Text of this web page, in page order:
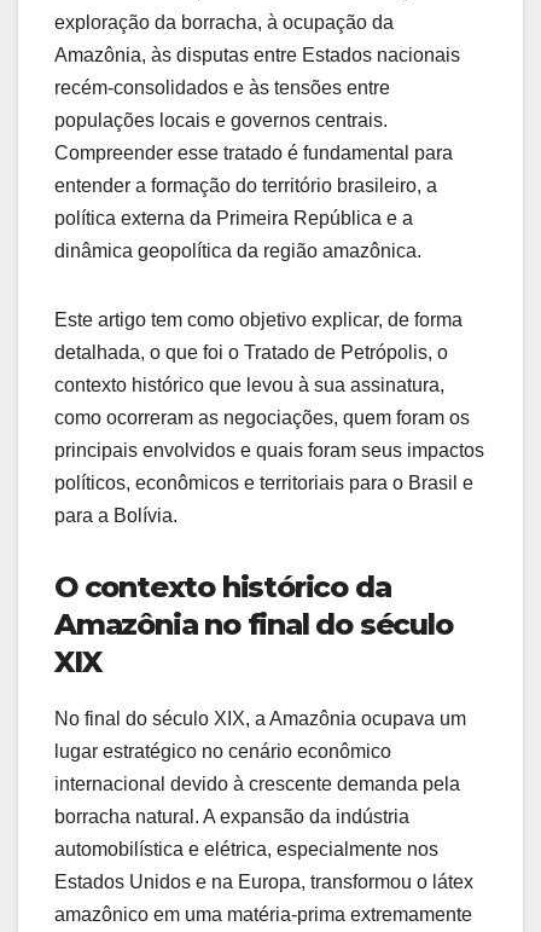
exploração da borracha, à ocupação da
Amazônia, às disputas entre Estados nacionais
recém-consolidados e às tensões entre
populações locais e governos centrais.
Compreender esse tratado é fundamental para
entender a formação do território brasileiro, a
política externa da Primeira República e a
dinâmica geopolítica da região amazônica.
Este artigo tem como objetivo explicar, de forma
detalhada, o que foi o Tratado de Petrópolis, o
contexto histórico que levou à sua assinatura,
como ocorreram as negociações, quem foram os
principais envolvidos e quais foram seus impactos
políticos, econômicos e territoriais para o Brasil e
para a Bolívia.
O contexto histórico da
Amazônia no final do século
XIX
No final do século XIX, a Amazônia ocupava um
lugar estratégico no cenário econômico
internacional devido à crescente demanda pela
borracha natural. A expansão da indústria
automobilística e elétrica, especialmente nos
Estados Unidos e na Europa, transformou o látex
amazônico em uma matéria-prima extremamente